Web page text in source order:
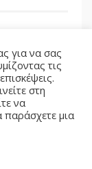
για να σας
τις
στη
να
παράσχετε μια